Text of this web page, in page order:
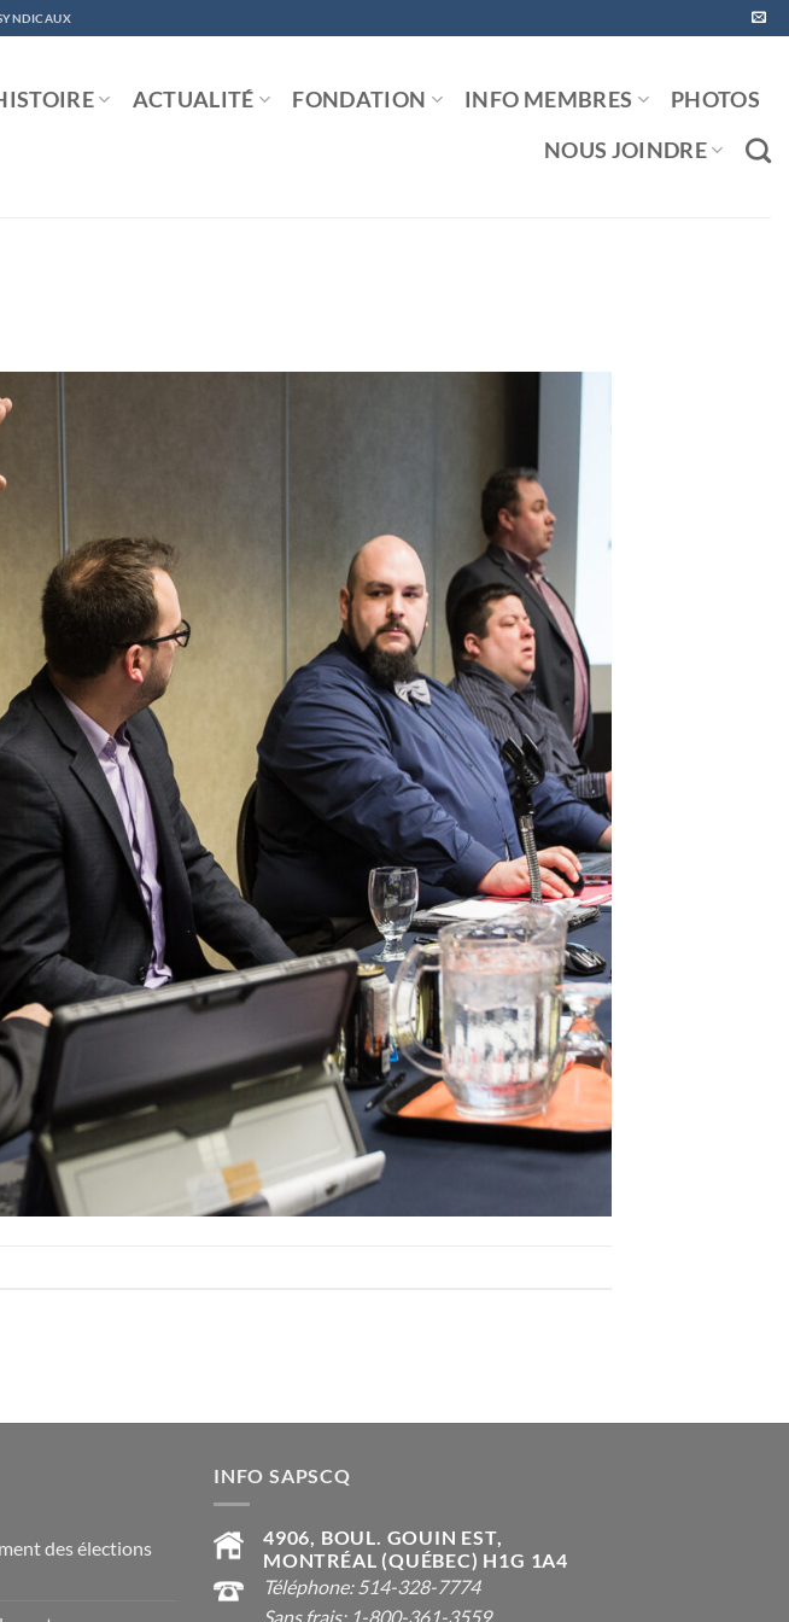
ACTUALITÉ FONDATION INFO MEMBRES
PHOTOS
NOUS JOINDRE
des élections
INFO SAPSCQ
4906, BOUL. GOUIN EST,
MONTRÉAL (QUÉBEC) H1G 1A4
Téléphone: 514-328-7774
Sans frais: 1-800-361-3559